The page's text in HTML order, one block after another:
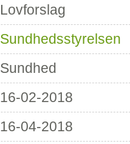
Lovforslag
Sundhedsstyrelsen
Sundhed
16-02-2018
16-04-2018